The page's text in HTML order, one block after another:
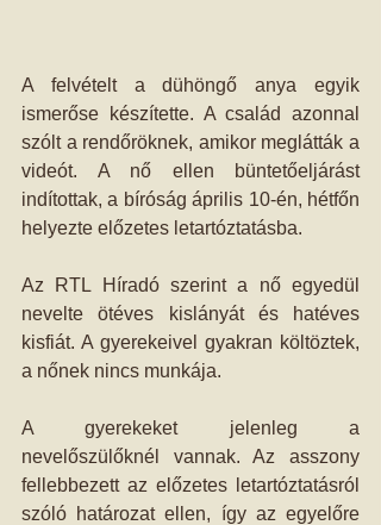
A felvételt a dühöngő anya egyik
ismerőse készítette. A család azonnal
szólt a rendőröknek, amikor meglátták a
videót. A nő ellen büntetőeljárást
indítottak, a bíróság április 10-én, hétfőn
helyezte előzetes letartóztatásba.
Az RTL Híradó szerint a nő egyedül
nevelte ötéves kislányát és hatéves
kisfiát. A gyerekeivel gyakran költöztek,
a nőnek nincs munkája.
A gyerekeket jelenleg a
nevelőszülőknél vannak. Az asszony
fellebbezett az előzetes letartóztatásról
szóló határozat ellen, így az egyelőre